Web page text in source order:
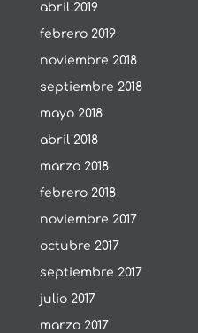
abril 2019
febrero 2019
noviembre 2018
septiembre 2018
mayo 2018
abril 2018
marzo 2018
febrero 2018
noviembre 2017
octubre 2017
septiembre 2017
julio 2017
marzo 2017